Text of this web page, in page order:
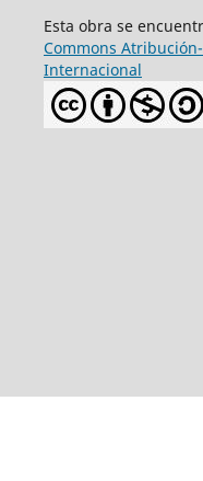
Esta obra se
Commons
Internacional